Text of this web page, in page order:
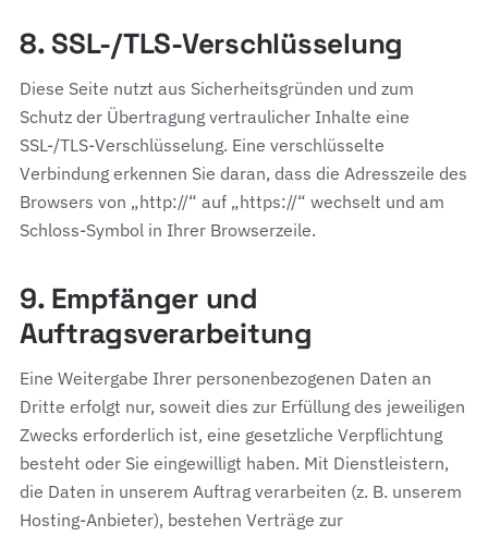
8. SSL-/TLS-Verschlüsselung
Diese Seite nutzt aus Sicherheitsgründen und zum
Schutz der Übertragung vertraulicher Inhalte eine
SSL-/TLS-Verschlüsselung. Eine verschlüsselte
Verbindung erkennen Sie daran, dass die Adresszeile des
Browsers von „http://“ auf „https://“ wechselt und am
Schloss-Symbol in Ihrer Browserzeile.
9. Empfänger und
Auftragsverarbeitung
Eine Weitergabe Ihrer personenbezogenen Daten an
Dritte erfolgt nur, soweit dies zur Erfüllung des jeweiligen
Zwecks erforderlich ist, eine gesetzliche Verpflichtung
besteht oder Sie eingewilligt haben. Mit Dienstleistern,
die Daten in unserem Auftrag verarbeiten (z. B. unserem
Hosting-Anbieter), bestehen Verträge zur